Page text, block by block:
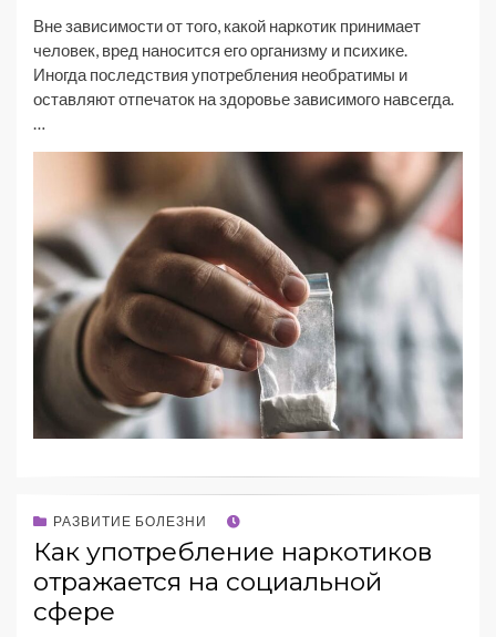
Вне зависимости от того, какой наркотик принимает
человек, вред наносится его организму и психике.
Иногда последствия употребления необратимы и
оставляют отпечаток на здоровье зависимого навсегда.
…
РАЗВИТИЕ БОЛЕЗНИ
Как употребление наркотиков
отражается на социальной
сфере